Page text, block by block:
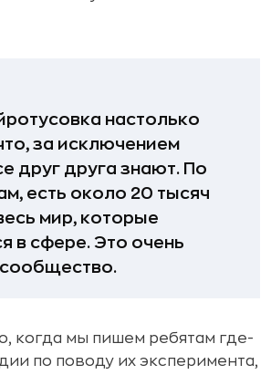
настолько
за исключением
друг друга знают. По
есть около 20 тысяч
мир, которые
в сфере. Это очень
когда мы пишем ребятам где-
по поводу их эксперимента,